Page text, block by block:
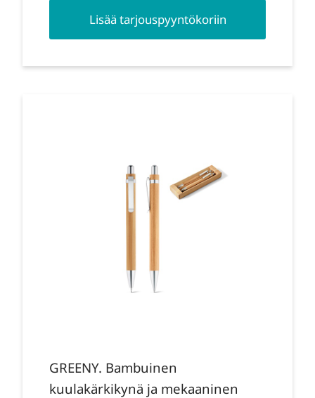
Lisää tarjouspyyntökoriin
GREENY. Bambuinen
kuulakärkikynä ja mekaaninen